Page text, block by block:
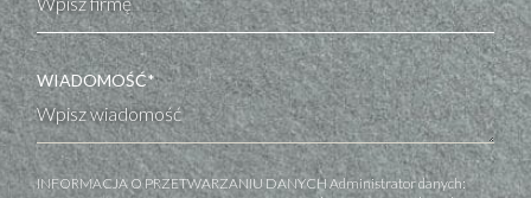
WIADOMOŚĆ*
INFORMACJA O PRZETWARZANIU DANYCH Administrator danych: